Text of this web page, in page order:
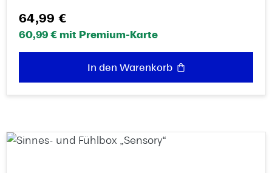
Regulärer Preis:
64,99 €
60,99 € mit Premium-Karte
In den Warenkorb